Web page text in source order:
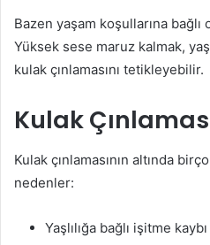
Bazen yaşam koşullarına bağlı
Yüksek sese maruz kalmak,
kulak çınlamasını tetikleyebilir.
Kulak
Kulak çınlamasının altında
nedenler:
Yaşlılığa bağlı işitme